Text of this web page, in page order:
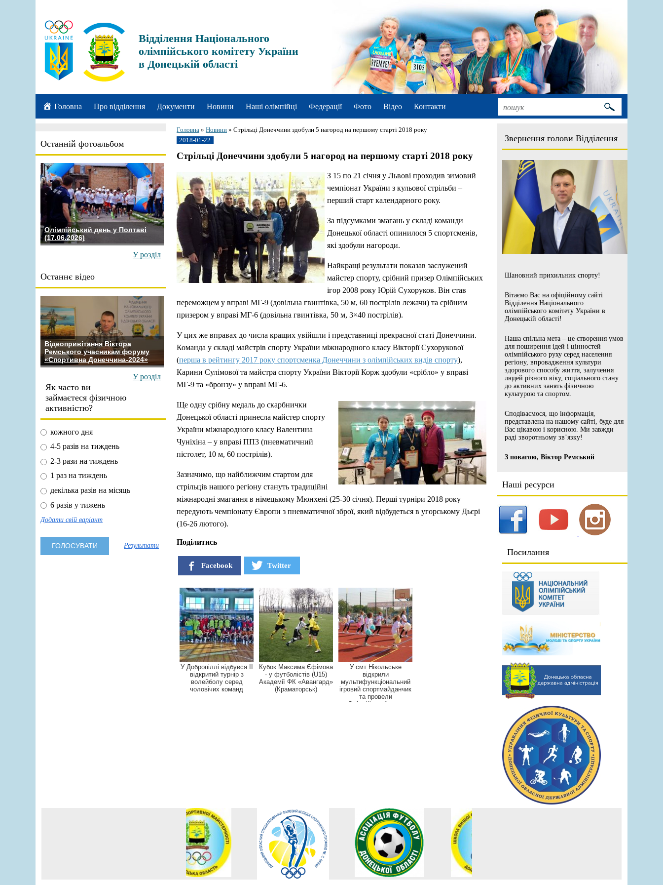
Відділення Національного
олімпійського комітету України
в Донецькій області
Головна Про відділення Документи Новини Наші олімпійці Федерації Фото Відео Контакти
Останній фотоальбом
Олімпійський день у Полтаві
(17.06.2026)
У розділ
Останнє відео
Відеопривітання Віктора
Ремського учасникам форуму
«Спортивна Донеччина-2024»
У розділ
Як часто ви
займаєтеся фізичною
активністю?
кожного дня
4-5 разів на тиждень
2-3 рази на тиждень
1 раз на тиждень
декілька разів на місяць
6 разів у тижень
Додати свій варіант
Результати
Звернення голови Відділення
Шановний прихильник спорту!
Вітаємо Вас на офіційному сайті
Відділення Національного
олімпійського комітету України в
Донецькій області!
Наша спільна мета – це створення умов
для поширення ідей і цінностей
олімпійського руху серед населення
регіону, впровадження культури
здорового способу життя, залучення
людей різного віку, соціального стану
до активних занять фізичною
культурою та спортом.
Сподіваємося, що інформація,
представлена на нашому сайті, буде для
Вас цікавою і корисною. Ми завжди
раді зворотньому зв’язку!
З повагою, Віктор Ремський
Наші ресурси
Посилання
Головна » Новини » Стрільці Донеччини здобули 5 нагород на першому старті 2018 року
2018-01-22
Стрільці Донеччини здобули 5 нагород на першому старті 2018 року
З 15 по 21 січня у Львові проходив зимовий
чемпіонат України з кульової стрільби –
перший старт календарного року.
За підсумками змагань у складі команди
Донецької області опинилося 5 спортсменів,
які здобули нагороди.
Найкращі результати показав заслужений
майстер спорту, срібний призер Олімпійських
ігор 2008 року Юрій Сухоруков. Він став
переможцем у вправі МГ-9 (довільна гвинтівка, 50 м, 60 пострілів лежачи) та срібним
призером у вправі МГ-6 (довільна гвинтівка, 50 м, 3×40 пострілів).
У цих же вправах до числа кращих увійшли і представниці прекрасної статі Донеччини.
Команда у складі майстрів спорту України міжнародного класу Вікторії Сухорукової
(перша в рейтингу 2017 року спортсменка Донеччини з олімпійських видів спорту),
Карини Сулімової та майстра спорту України Вікторії Корж здобули «срібло» у вправі
МГ-9 та «бронзу» у вправі МГ-6.
Ще одну срібну медаль до скарбнички
Донецької області принесла майстер спорту
України міжнародного класу Валентина
Чуніхіна – у вправі ПП3 (пневматичний
пістолет, 10 м, 60 пострілів).
Зазначимо, що найближчим стартом для
стрільців нашого регіону стануть традиційні
міжнародні змагання в німецькому Мюнхені (25-30 січня). Перші турніри 2018 року
передують чемпіонату Європи з пневматичної зброї, який відбудеться в угорському Дьєрі
(16-26 лютого).
Поділитись
Facebook Twitter
У Добропіллі відбувся ІІ
відкритий турнір з
волейболу серед
чоловічих команд
Кубок Максима Єфімова
- у футболістів (U15)
Академії ФК «Авангард»
(Краматорськ)
У смт Нікольське
відкрили
мультифункціональний
ігровий спортмайданчик
та провели
Олімпійський урок